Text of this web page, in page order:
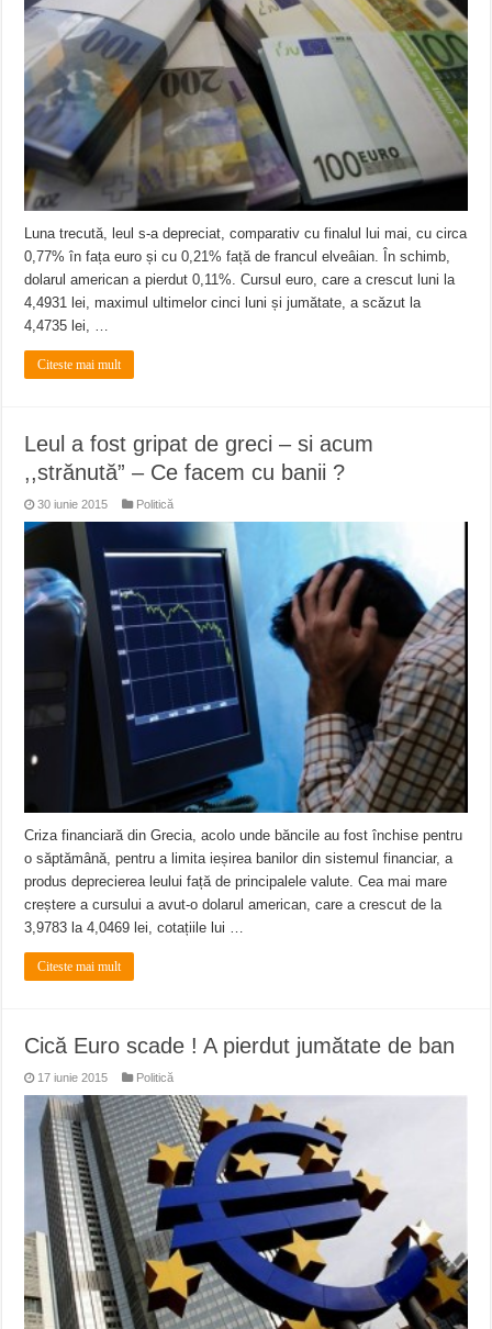
ANUNȚ OPRIRE APĂ în Reșița – avarie – 04.08.2026 – str. Văliugului și
ANUNŢ OPRIRE APĂ în CARANSEBEȘ – 04.08.2026 – avarie – Calea
Luna trecută, leul s-a depreciat, comparativ cu finalul lui mai, cu circa
0,77% în fața euro și cu 0,21% față de francul elveâian. În schimb,
dolarul american a pierdut 0,11%. Cursul euro, care a crescut luni la
4,4931 lei, maximul ultimelor cinci luni și jumătate, a scăzut la
4,4735 lei, …
Citeste mai mult
Leul a fost gripat de greci – si acum
,,strănută” – Ce facem cu banii ?
30 iunie 2015 Politică
Criza financiară din Grecia, acolo unde băncile au fost închise pentru
o săptămână, pentru a limita ieșirea banilor din sistemul financiar, a
produs deprecierea leului față de principalele valute. Cea mai mare
creștere a cursului a avut-o dolarul american, care a crescut de la
3,9783 la 4,0469 lei, cotațiile lui …
Citeste mai mult
Cică Euro scade ! A pierdut jumătate de ban
17 iunie 2015 Politică